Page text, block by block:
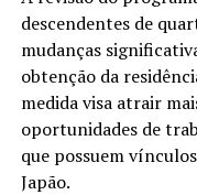
descendentes de
mudanças
obtenção da
medida visa atrair
oportunidades de
que possuem
Japão.